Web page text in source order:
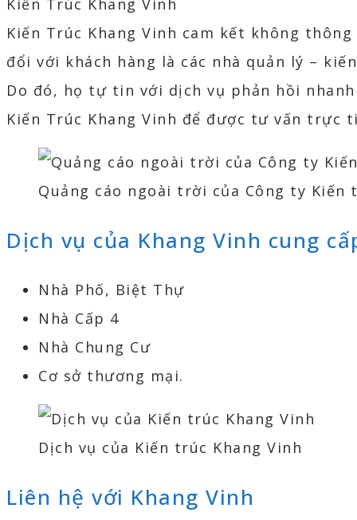
Kiến Trúc Khang Vinh
Kiến Trúc Khang Vinh cam kết không
đổi với khách hàng là các nhà quản lý –
Do đó, họ tự tin với dịch vụ phản hồi
Kiến Trúc Khang Vinh để được tư vấn trực
Quảng cáo ngoài trời của Công ty Kiến
Dịch vụ của Khang Vinh cung
Nhà Phố, Biệt Thự
Nhà Cấp 4
Nhà Chung Cư
Cơ sở thương mại.
Dịch vụ của Kiến trúc Khang Vinh
Liên hệ với Khang Vinh